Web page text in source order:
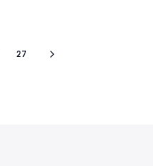
More pages
27